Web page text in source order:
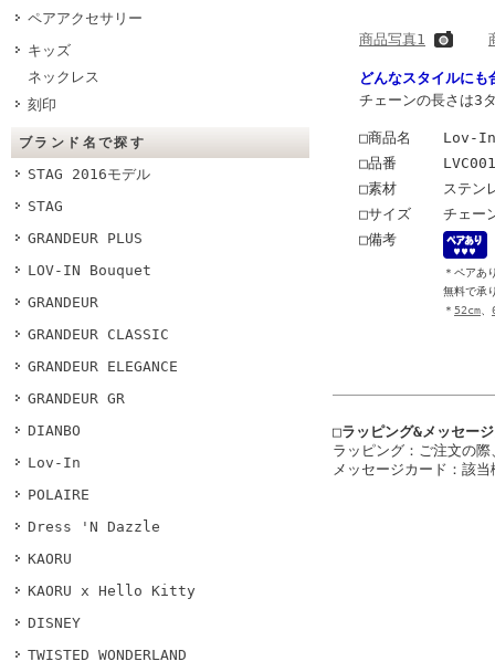
ペアアクセサリー
キッズ
ネックレス
刻印
ブランド名で探す
STAG 2016モデル
STAG
GRANDEUR PLUS
LOV-IN Bouquet
GRANDEUR
GRANDEUR CLASSIC
GRANDEUR ELEGANCE
GRANDEUR GR
DIANBO
Lov-In
POLAIRE
Dress 'N Dazzle
KAORU
KAORU x Hello Kitty
DISNEY
TWISTED WONDERLAND
商品写真1
どんなスタイルに
チェーンの長さは3
□商品名
Lov-
□品番
LVC001
□素材
ステン
□サイズ
チェー
□備考
＊ペアあ
無料で承
＊ 52cm
□ラッピング&メッセー
ラッピング：ご注文の
メッセージカード：該